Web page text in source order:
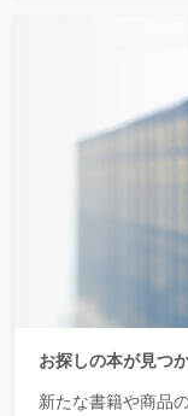
お探しの本が見つ
新たな書籍や商品